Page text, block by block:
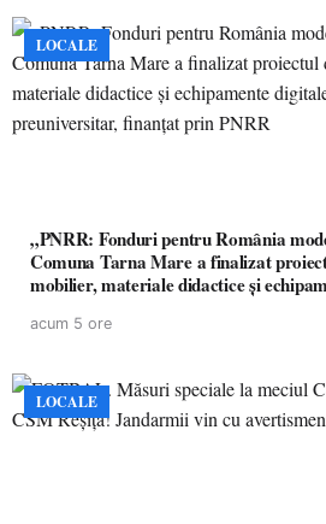
LOCALE
„PNRR: Fonduri pentru România
Comuna Tarna Mare a finalizat
mobilier, materiale didactice și
acum 5 ore
LOCALE